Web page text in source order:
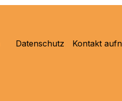
Datenschutz Kontakt